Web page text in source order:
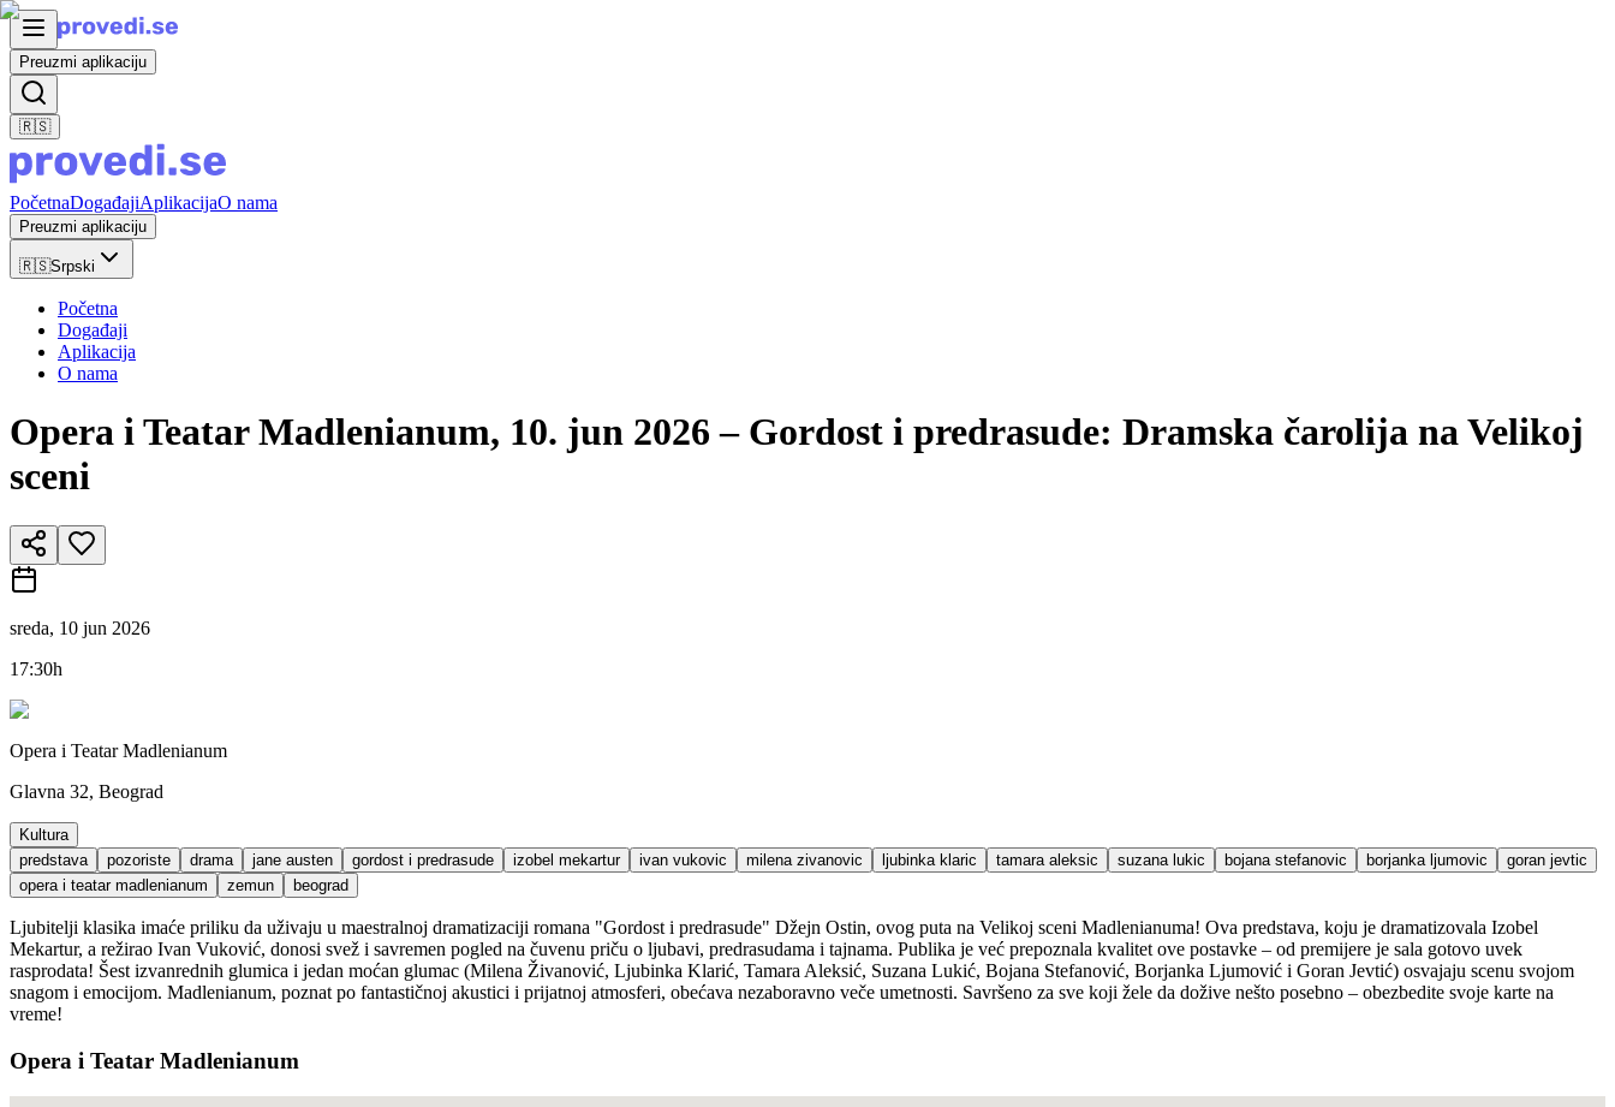
Preuzmi aplikaciju
🇷🇸
PočetnaDogađajiAplikacijaO nama
Preuzmi aplikaciju
🇷🇸Srpski
Početna
Događaji
Aplikacija
O nama
Opera i Teatar Madlenianum, 10. jun 2026 – Gordost i predrasude: Dramska čarolija na Velikoj
sceni
sreda, 10 jun 2026
17:30h
Opera i Teatar Madlenianum
Glavna 32, Beograd
Kultura
predstava
pozoriste drama jane austen gordost i predrasude izobel mekartur ivan vukovic milena zivanovic ljubinka klaric tamara aleksic suzana lukic bojana stefanovic borjanka ljumovic
goran jevtic
opera i teatar madlenianum
zemun beograd
Ljubitelji klasika imaće priliku da uživaju u maestralnoj dramatizaciji romana "Gordost i predrasude" Džejn Ostin, ovog puta na Velikoj sceni Madlenianuma! Ova predstava, koju je dramatizovala Izobel
Mekartur, a režirao Ivan Vuković, donosi svež i savremen pogled na čuvenu priču o ljubavi, predrasudama i tajnama. Publika je već prepoznala kvalitet ove postavke – od premijere je sala gotovo uvek
rasprodata! Šest izvanrednih glumica i jedan moćan glumac (Milena Živanović, Ljubinka Klarić, Tamara Aleksić, Suzana Lukić, Bojana Stefanović, Borjanka Ljumović i Goran Jevtić) osvajaju scenu svojom
snagom i emocijom. Madlenianum, poznat po fantastičnoj akustici i prijatnoj atmosferi, obećava nezaboravno veče umetnosti. Savršeno za sve koji žele da dožive nešto posebno – obezbedite svoje karte na
vreme!
Opera i Teatar Madlenianum